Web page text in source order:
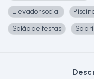
Elevador social
Salão de festas